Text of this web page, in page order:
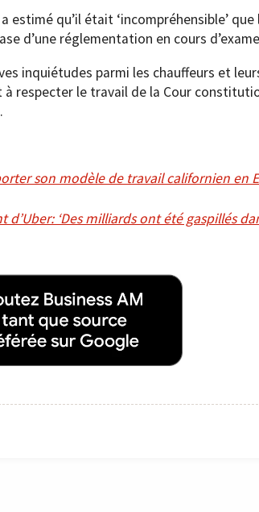
estimé qu’il était ‘incompréhensible’
d’une réglementation en cours
inquiétudes parmi les chauffeurs et
respecter le travail de la Cour
son modèle de travail californien en
d’Uber: ‘Des milliards ont été gaspillés